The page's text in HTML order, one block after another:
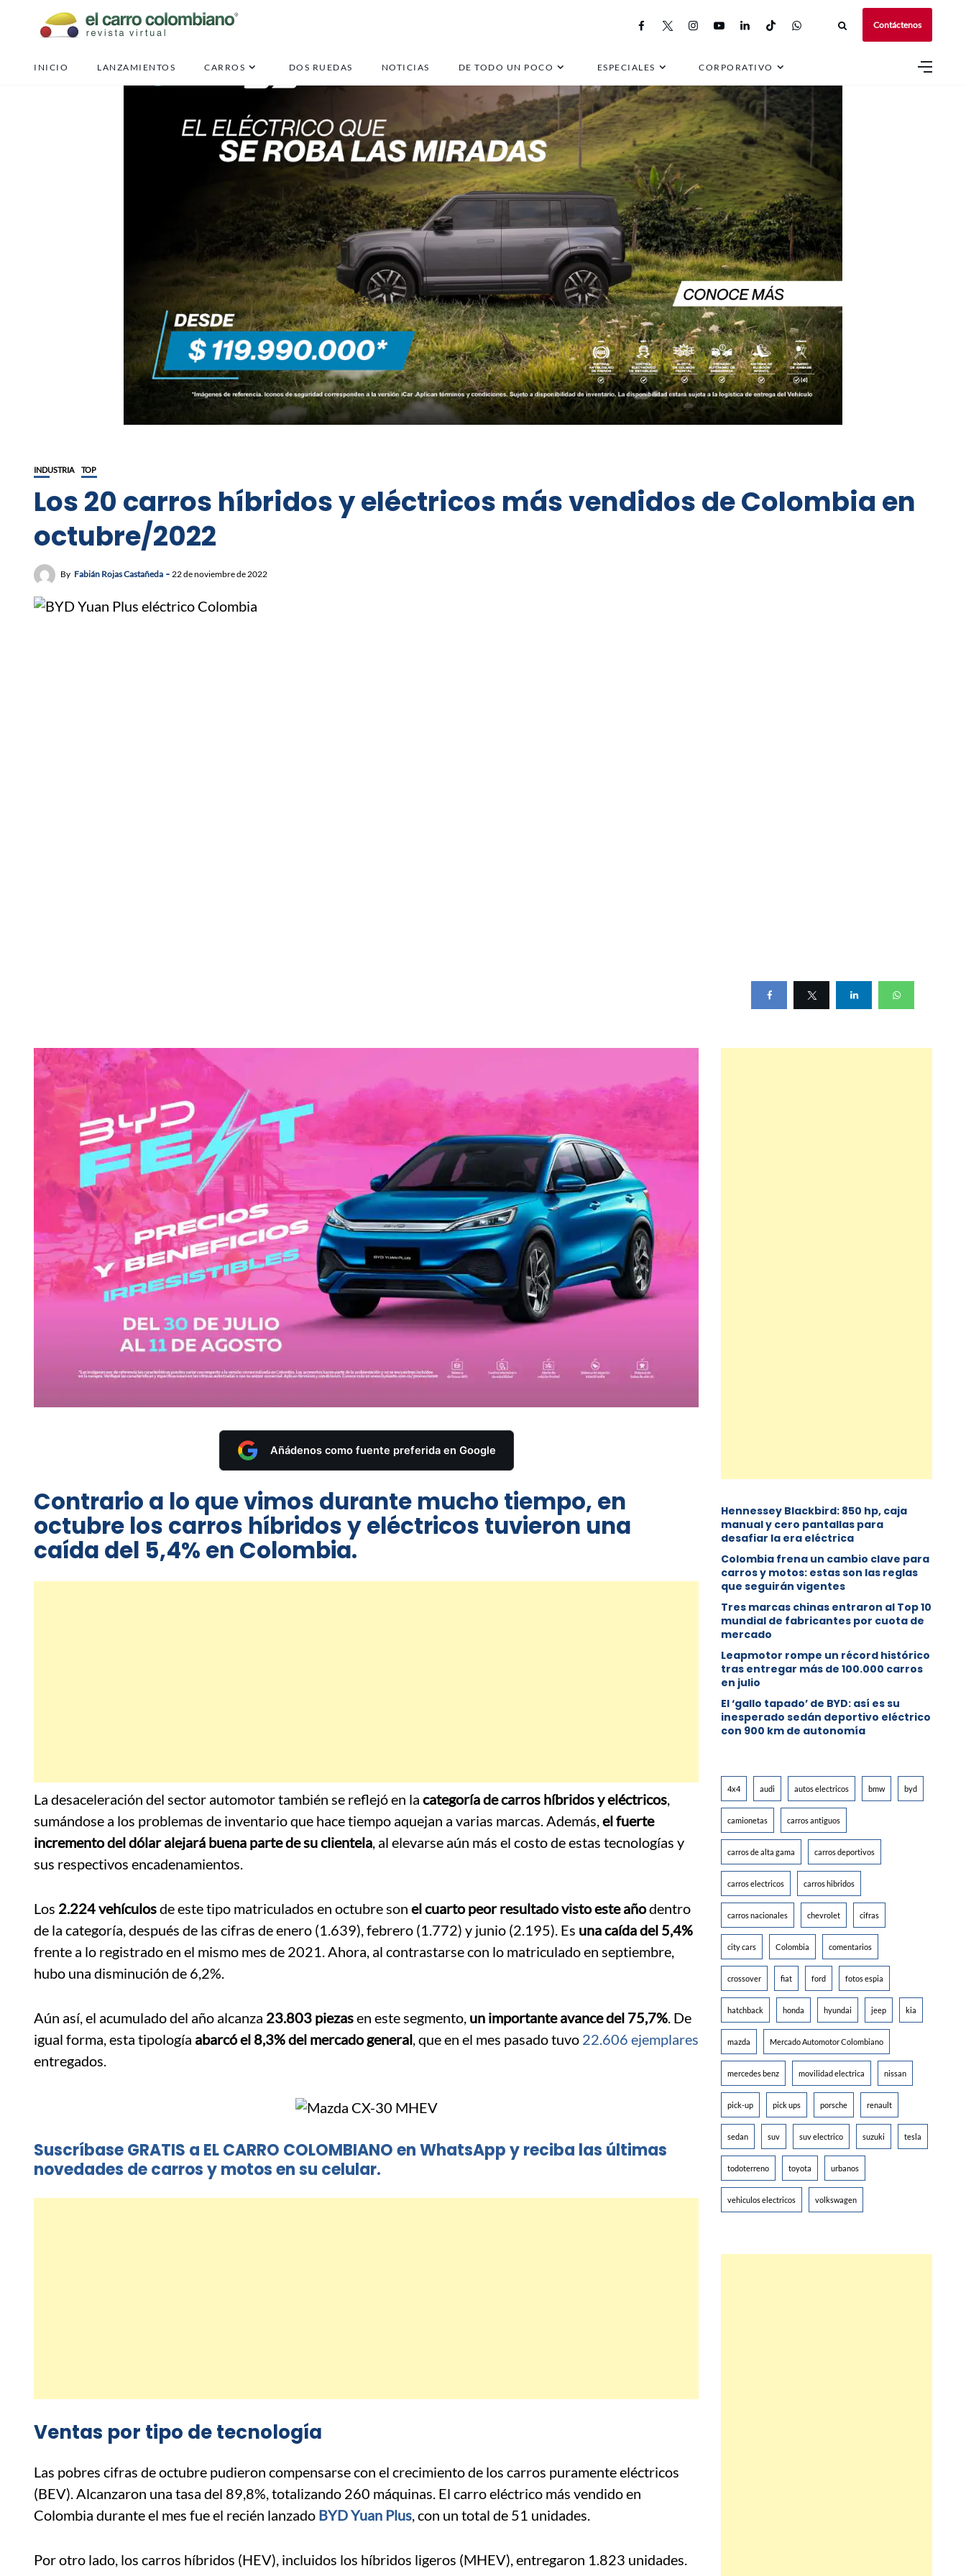
Contáctenos
INICIO LANZAMIENTOS CARROS DOS RUEDAS NOTICIAS DE TODO UN POCO ESPECIALES CORPORATIVO
INDUSTRIA TOP
Los 20 carros híbridos y eléctricos más vendidos de Colombia en
octubre/2022
By Fabián Rojas Castañeda 22 de noviembre de 2022
Añádenos como fuente preferida en Google
Contrario a lo que vimos durante mucho tiempo, en
octubre los carros híbridos y eléctricos tuvieron una
caída del 5,4% en Colombia.
La desaceleración del sector automotor también se reflejó en la categoría de carros híbridos y eléctricos,
sumándose a los problemas de inventario que hace tiempo aquejan a varias marcas. Además,el fuerte
incremento del dólar alejará buena parte de su clientela, al elevarse aún más el costo de estas tecnologías y
sus respectivos encadenamientos.
Los 2.224 vehículosde este tipo matriculados en octubre son el cuarto peor resultado visto este añodentro
de la categoría, después de las cifras de enero (1.639), febrero (1.772) y junio (2.195). Es una caída del 5,4%
frente a lo registrado en el mismo mes de 2021. Ahora, al contrastarse con lo matriculado en septiembre,
hubo una disminución de 6,2%.
Aún así, el acumulado del año alcanza 23.803 piezasen este segmento, un importante avance del 75,7%. De
igual forma, esta tipología abarcó el 8,3% del mercado general, que en el mes pasado tuvo 22.606 ejemplares
entregados.
Suscríbase GRATIS a EL CARRO COLOMBIANO en WhatsApp y reciba las últimas
novedades de carros y motos en su celular.
Ventas por tipo de tecnología
Las pobres cifras de octubre pudieron compensarse con el crecimiento de los carros puramente eléctricos
(BEV). Alcanzaron una tasa del 89,8%, totalizando 260 máquinas. El carro eléctrico más vendido en
Colombia durante el mes fue el recién lanzado BYD Yuan Plus , con un total de 51 unidades.
Por otro lado, los carros híbridos (HEV), incluidos los híbridos ligeros (MHEV), entregaron 1.823 unidades.
Hennessey Blackbird: 850 hp, caja
manual y cero pantallas para
desafiar la era eléctrica
Colombia frena un cambio clave para
carros y motos: estas son las reglas
que seguirán vigentes
Tres marcas chinas entraron al Top 10
mundial de fabricantes por cuota de
mercado
Leapmotor rompe un récord histórico
tras entregar más de 100.000 carros
en julio
El ‘gallo tapado’ de BYD: así es su
inesperado sedán deportivo eléctrico
con 900 km de autonomía
4x4 audi autos electricos bmw byd
camionetas carros antiguos
carros de alta gama carros deportivos
carros electricos carros hibridos
carros nacionales chevrolet cifras
city cars Colombia comentarios
crossover fiat ford fotos espia
hatchback honda hyundai jeep kia
mazda Mercado Automotor Colombiano
mercedes benz movilidad electrica nissan
pick-up pick ups porsche renault
sedan suv suv electrico suzuki tesla
todoterreno toyota urbanos
vehiculos electricos volkswagen